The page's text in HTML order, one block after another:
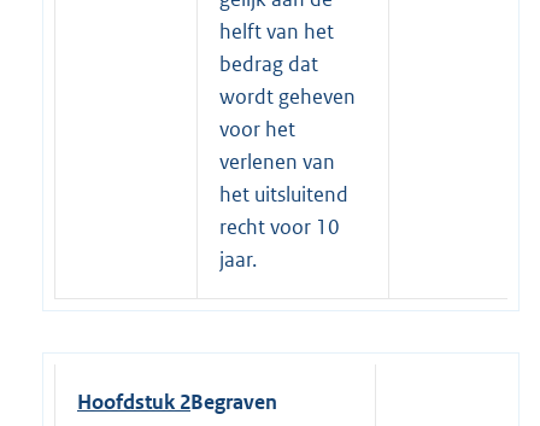
helft van het
bedrag dat
wordt geheven
voor het
verlenen van
het uitsluitend
recht voor 10
jaar.
Hoofdstuk 2Begraven